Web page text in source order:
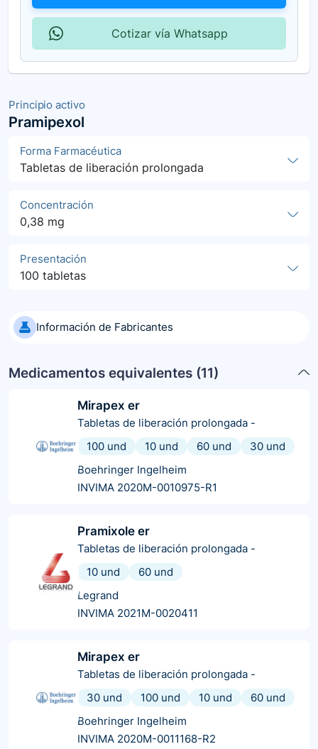
Principio activo
Pramipexol
Forma Farmacéutica
Tabletas de liberación prolongada
Concentración
0,38 mg
Presentación
100 tabletas
Información de Fabricantes
Medicamentos equivalentes (11)
Mirapex er
Tabletas de liberación prolongada -
100 und
10 und 60 und
30 und
Boehringer Ingelheim
INVIMA 2020M-0010975-R1
Pramixole er
Tabletas de liberación prolongada -
10 und
60 und
Legrand
INVIMA 2021M-0020411
Mirapex er
Tabletas de liberación prolongada -
30 und
100 und 10 und
60 und
Boehringer Ingelheim
INVIMA 2020M-0011168-R2
Cotizar vía Whatsapp